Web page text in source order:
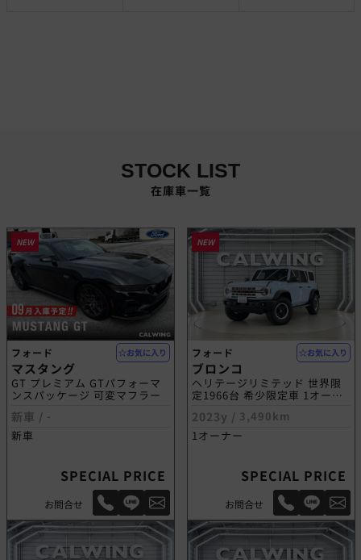
STOCK LIST
在庫車一覧
NEW
お気に入り
フォード
マスタング
GT プレミアム GTパフォーマ
ンスパッケージ 可変マフラー
新車 / -
新車
SPECIAL PRICE
お問合せ
NEW
お気に入り
フォード
ブロンコ
ヘリテージリミテッド 世界限
定1966台 希少限定車 1オーナ
2023y / 3,490km
1オーナー
SPECIAL PRICE
お問合せ